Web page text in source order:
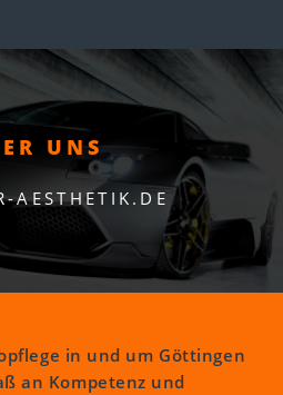
UNS
AESTHETIK.DE
in und um Göttingen
an Kompetenz und